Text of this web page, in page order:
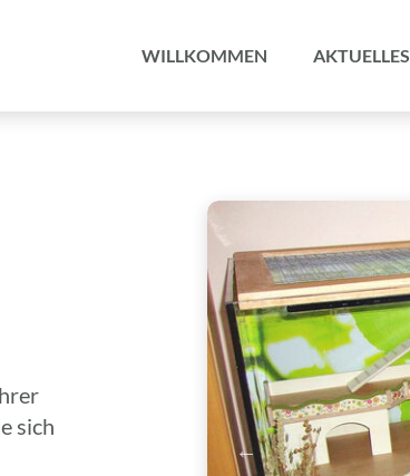
WILLKOMMEN AKTUELLES
sich